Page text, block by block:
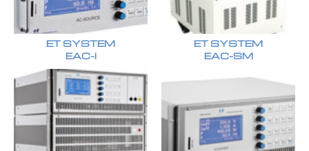
ET SYSTEM
EAC-I
ET SYSTEM
EAC-SM